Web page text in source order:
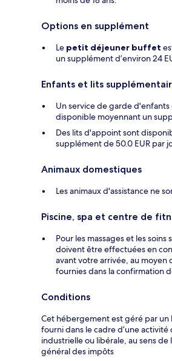
Options en supplément
Le petit déjeuner buffet
un supplément d’environ 24
Enfants et lits
Un service de garde d'enfants
disponible moyennant un
Des lits d'appoint sont
supplément de 50.0 EUR par
Animaux domestiques
Les animaux d'assistance ne
Piscine, spa et centre de
Pour les massages et les soins
doivent être effectuées en
avant votre arrivée, au moyen
fournies dans la confirmation
Conditions
Cet hébergement est géré par
fourni dans le cadre d’une activité
industrielle ou libérale, au sens de
général des impôts